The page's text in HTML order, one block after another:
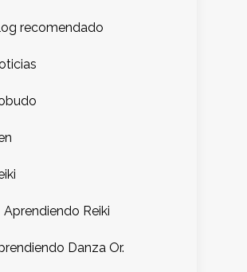
recomendado
Aprendiendo Reiki
Danza Or.